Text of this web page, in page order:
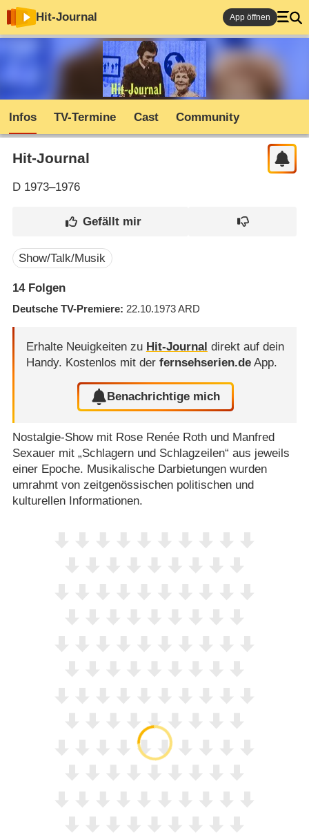
Hit-Journal App öffnen
Infos TV-Termine Cast Community
Hit-Journal
D1973–1976
Show/Talk/Musik
14Folgen
Deutsche TV-Premiere 22.10.1973ARD
Erhalte Neuigkeiten zu Hit-Journal direkt auf dein
Handy. Kostenlos mit der fernsehserien.deApp.
Benachrichtige mich
Nostalgie-Show mit Rose Renée Roth und Manfred
Sexauer mit „Schlagern und Schlagzeilen“ aus jeweils
einer Epoche. Musikalische Darbietungen wurden
umrahmt von zeitgenössischen politischen und
kulturellen Informationen.